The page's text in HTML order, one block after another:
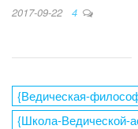
2017-09-22 4
{Ведическая-
{Школа-Ведической-